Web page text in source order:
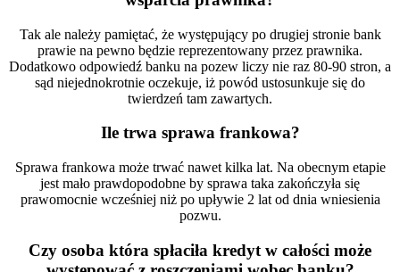
Tak ale należy pamiętać, że występujący po drugiej stronie bank
prawie na pewno będzie reprezentowany przez prawnika.
Dodatkowo odpowiedź banku na pozew liczy nie raz 80-90 stron, a
sąd niejednokrotnie oczekuje, iż powód ustosunkuje się do
twierdzeń tam zawartych.
Ile trwa sprawa frankowa?
Sprawa frankowa może trwać nawet kilka lat. Na obecnym etapie
jest mało prawdopodobne by sprawa taka zakończyła się
prawomocnie wcześniej niż po upływie 2 lat od dnia wniesienia
pozwu.
Czy osoba która spłaciła kredyt w całości może